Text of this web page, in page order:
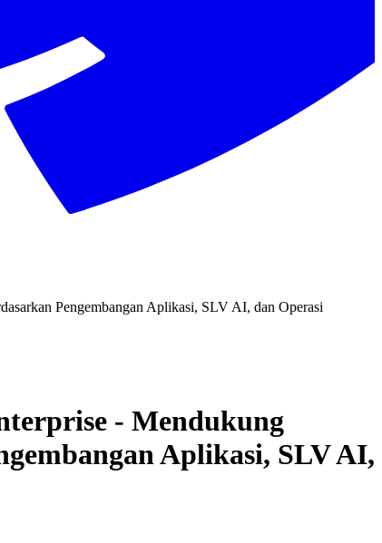
Pengembangan Aplikasi, SLV AI, dan Operasi
- Mendukung
Aplikasi, SLV AI,